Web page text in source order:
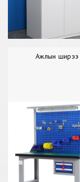
Ажлын ширээ